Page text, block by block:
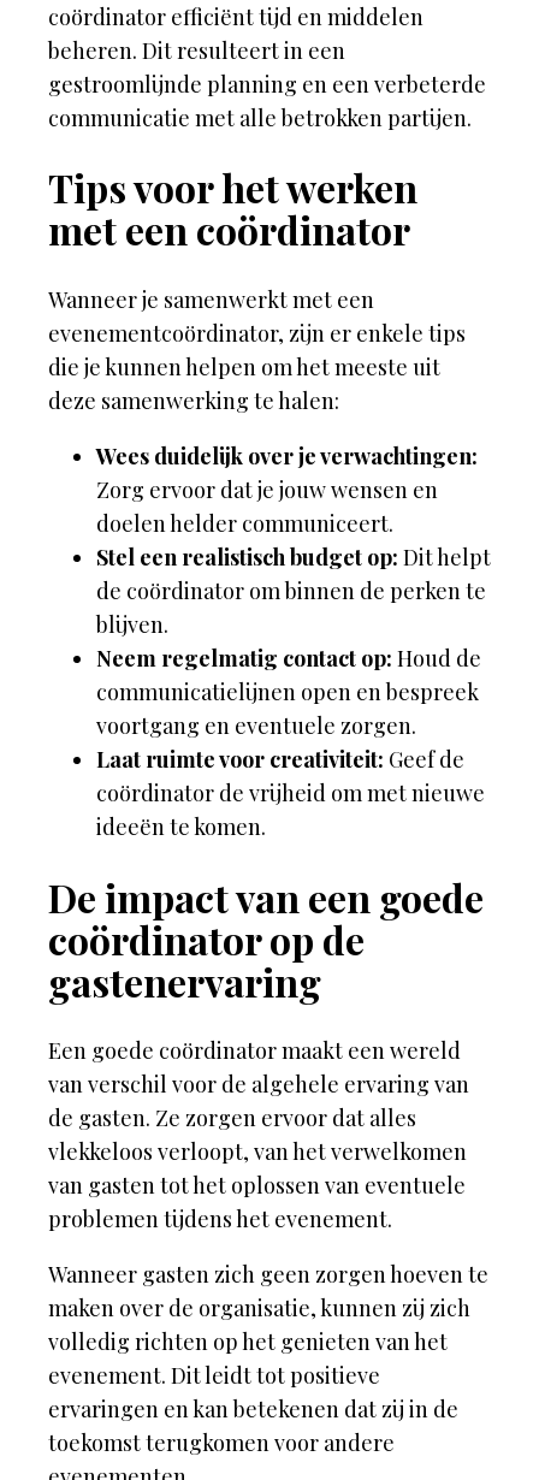
coördinator efficiënt tijd en middelen
beheren. Dit resulteert in een
gestroomlijnde planning en een verbeterde
communicatie met alle betrokken partijen.
Tips voor het werken
met een coördinator
Wanneer je samenwerkt met een
evenementcoördinator, zijn er enkele tips
die je kunnen helpen om het meeste uit
deze samenwerking te halen:
Wees duidelijk over je verwachtingen:
Zorg ervoor dat je jouw wensen en
doelen helder communiceert.
Stel een realistisch budget op: Dit helpt
de coördinator om binnen de perken te
blijven.
Neem regelmatig contact op: Houd de
communicatielijnen open en bespreek
voortgang en eventuele zorgen.
Laat ruimte voor creativiteit: Geef de
coördinator de vrijheid om met nieuwe
ideeën te komen.
De impact van een goede
coördinator op de
gastenervaring
Een goede coördinator maakt een wereld
van verschil voor de algehele ervaring van
de gasten. Ze zorgen ervoor dat alles
vlekkeloos verloopt, van het verwelkomen
van gasten tot het oplossen van eventuele
problemen tijdens het evenement.
Wanneer gasten zich geen zorgen hoeven te
maken over de organisatie, kunnen zij zich
volledig richten op het genieten van het
evenement. Dit leidt tot positieve
ervaringen en kan betekenen dat zij in de
toekomst terugkomen voor andere